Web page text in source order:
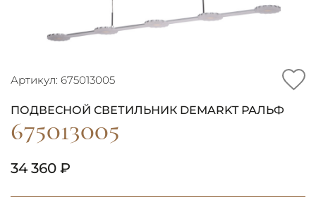
Артикул: 675013005
ПОДВЕСНОЙ СВЕТИЛЬНИК DEMARKT РАЛЬФ
675013005
34 360 ₽